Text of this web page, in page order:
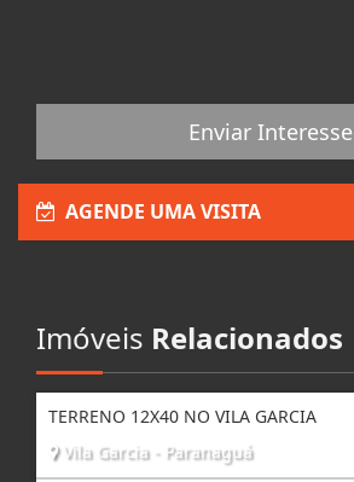
Enviar Interesse
AGENDE UMA VISITA
Imóveis Relacionados
TERRENO 12X40 NO VILA GARCIA
Vila Garcia - Paranaguá